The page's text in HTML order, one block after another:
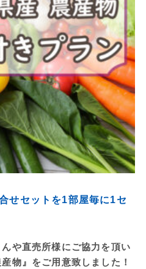
せセットを1部屋毎に1セ
や直売所様にご協力を頂い
物』をご用意致しました！